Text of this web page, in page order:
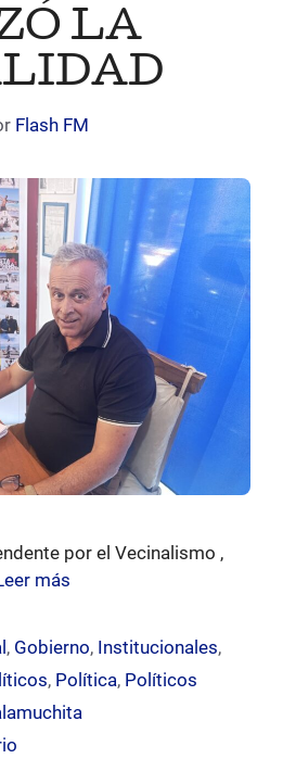
LA
Flash FM
por el Vecinalismo ,
más
, Gobierno, Institucionales,
, Política, Políticos